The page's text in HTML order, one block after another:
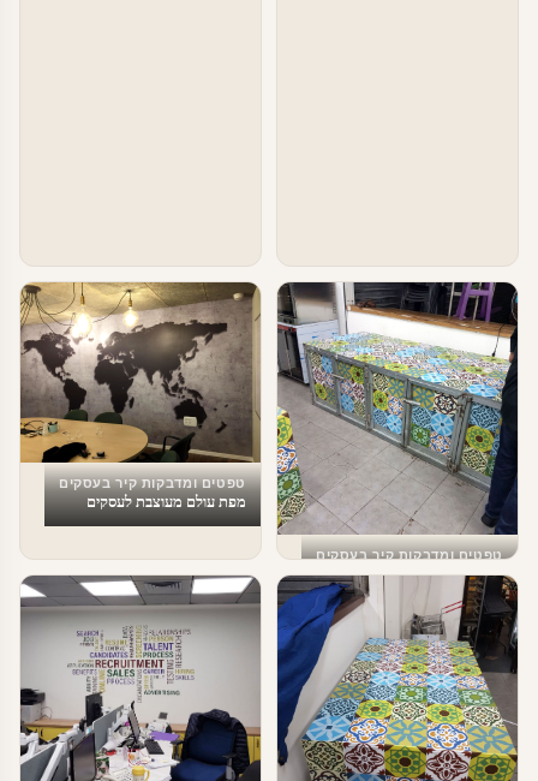
טפטים ומדבקות קיר בעסקים
עיצוב ירוק לכל חדרי הבית
טפטים ומדבקות קיר בעסקים
מפת עולם מעוצבת לעסקים